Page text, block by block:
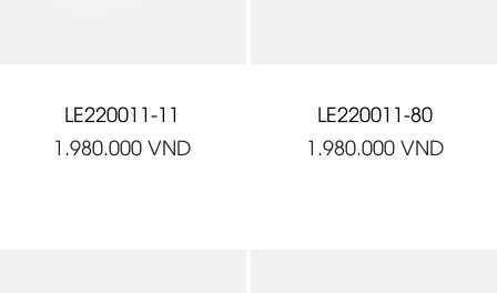
LE220011-11
1.980.000 VND
LE220011-80
1.980.000 VND